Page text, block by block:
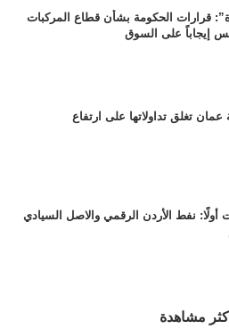
قرارات الحكومة بشأن قطاع المركبات
إيجاباً على السوق
عمان تغلق تداولاتها على ارتفاع
أولًا: نفط الأردن الرقمي والاصل السيادي
مشاهدة